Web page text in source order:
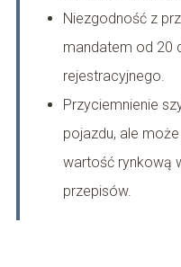
Niezgodność z
mandatem od 20
rejestracyjnego.
Przyciemnienie
pojazdu, ale
wartość rynkową
przepisów.